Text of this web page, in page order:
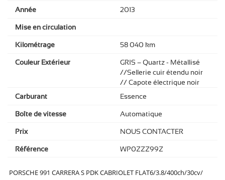
Année
2013
Mise en circulation
Kilométrage 58 040 km
Couleur Extérieur
GRIS – Quartz - Métallisé
//Sellerie cuir étendu noir
// Capote électrique noir
Carburant
Essence
Boîte de vitesse Automatique
Prix NOUS CONTACTER
Référence WP0ZZZ99Z
PORSCHE 991 CARRERA S PDK CABRIOLET FLAT6/3.8/400ch/30cv/